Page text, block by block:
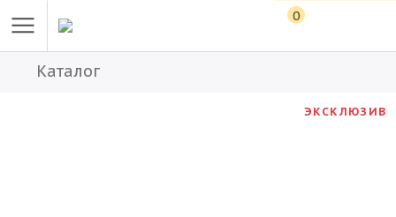
0
Каталог
ЭКСКЛЮЗИВ